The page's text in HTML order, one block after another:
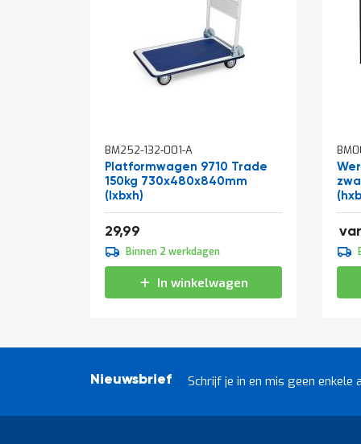
BM252-132-001-A
Platformwagen 9710 Trade
150kg 730x480x840mm
(lxbxh)
29,99
winkelwagen
Binnen 2 werkdagen
In winkelwagen
Nieuwsbrief Schrijf je in en mis geen enkele